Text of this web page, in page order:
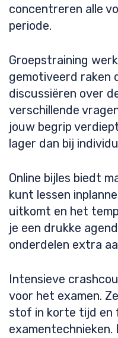
concentreren alle
periode.
Groepstraining
gemotiveerd raken
discussiëren over
verschillende
jouw begrip
lager dan bij
Online bijles biedt
kunt lessen
uitkomt en het
je een drukke
onderdelen extra
Intensieve
voor het examen.
stof in korte tijd en